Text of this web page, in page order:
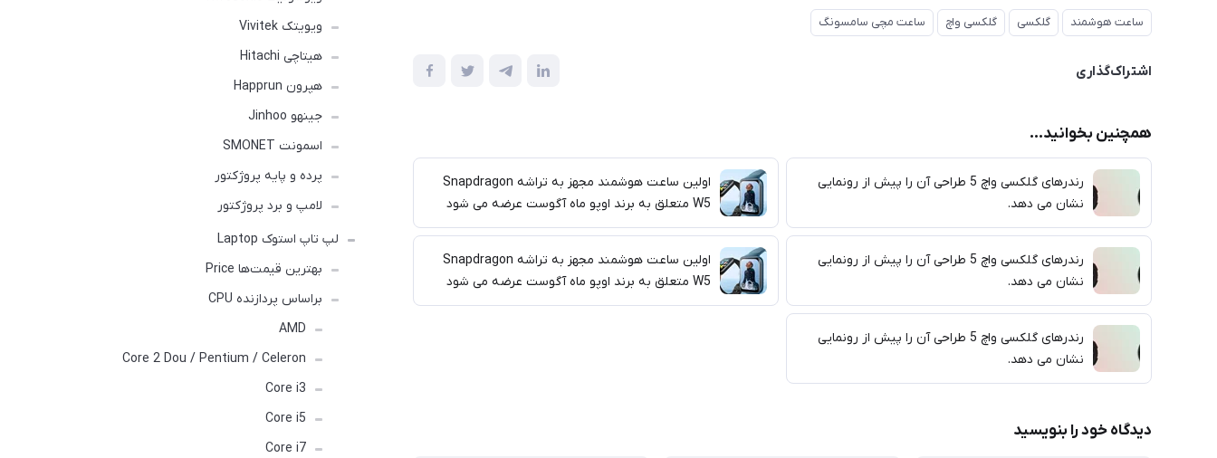
ساعت هوشمند گلکسی گلکسی واچ ساعت مچی سامسونگ
اشتراک‌گذاری
همچنین بخوانید...
رندرهای گلکسی واچ 5 طراحی آن را پیش از رونمایی
نشان می دهد.
اولین ساعت هوشمند مجهز به تراشه Snapdragon
W5 متعلق به برند اوپو ماه آگوست عرضه می شود
رندرهای گلکسی واچ 5 طراحی آن را پیش از رونمایی
نشان می دهد.
اولین ساعت هوشمند مجهز به تراشه Snapdragon
W5 متعلق به برند اوپو ماه آگوست عرضه می شود
رندرهای گلکسی واچ 5 طراحی آن را پیش از رونمایی
نشان می دهد.
دیدگاه خود را بنویسید
ویویتک Vivitek
هیتاچی Hitachi
هپرون Happrun
جینهو Jinhoo
اسمونت SMONET
پرده و پایه پروژکتور
لامپ و برد پروژکتور
لپ تاپ استوک Laptop
بهترین قیمت‌ها Price
براساس پردازنده CPU
AMD
Core 2 Dou / Pentium / Celeron
Core i3
Core i5
Core i7